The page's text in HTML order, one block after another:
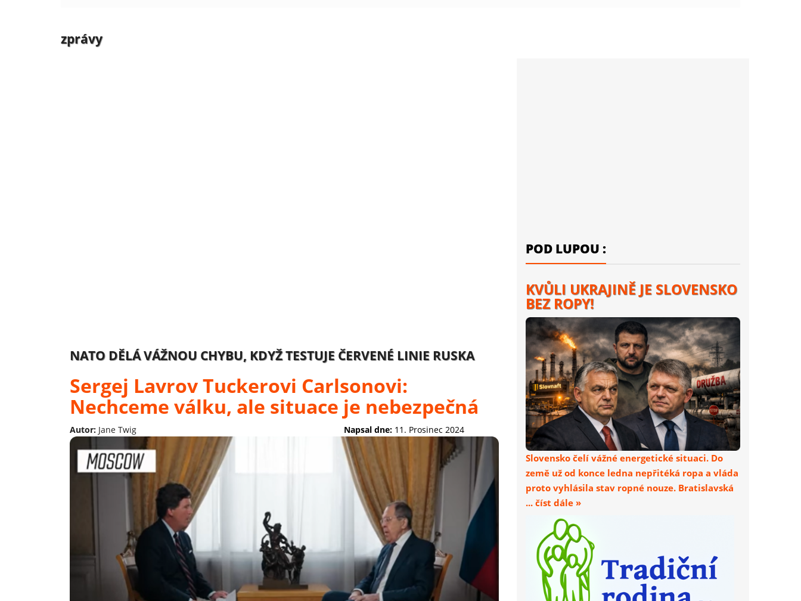
zprávy
NATO DĚLÁ VÁŽNOU CHYBU, KDYŽ TESTUJE ČERVENÉ LINIE RUSKA
Sergej Lavrov Tuckerovi Carlsonovi:
Nechceme válku, ale situace je nebezpečná
Autor: Jane Twig Napsal dne: 11. Prosinec 2024
POD LUPOU :
KVŮLI UKRAJINĚ JE SLOVENSKO
BEZ ROPY!
Slovensko čelí vážné energetické situaci. Do
země už od konce ledna nepřitéká ropa a vláda
proto vyhlásila stav ropné nouze. Bratislavská
... číst dále »